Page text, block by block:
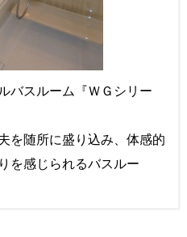
バスルーム『ＷＧシリー
を随所に盛り込み、体感的
を感じられるバスルー